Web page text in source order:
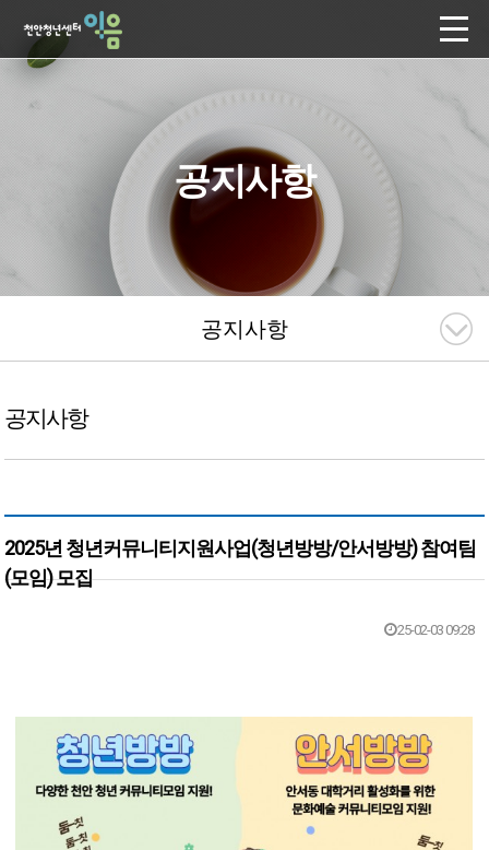
공지사항
공지사항
공지사항
2025년 청년커뮤니티지원사업(청년방방/안서방방) 참여팀
(모임) 모집
25-02-03 09:28
본문